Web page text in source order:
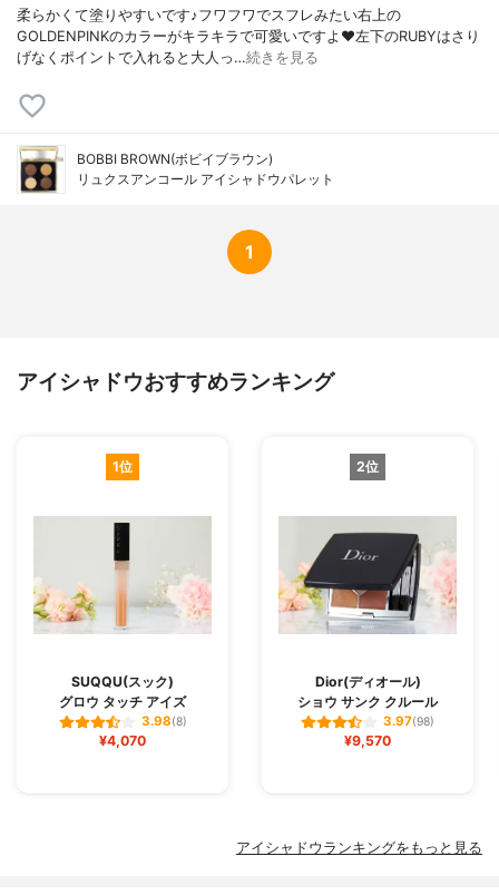
柔らかくて塗りやすいです♪フワフワでスフレみたい右上の
GOLDENPINKのカラーがキラキラで可愛いですよ❤️左下のRUBYはさり
げなくポイントで入れると大人っ…続きを見る
BOBBI BROWN(ボビイブラウン)
リュクスアンコール アイシャドウパレット
1
アイシャドウおすすめランキング
1位
SUQQU(スック)
グロウ タッチ アイズ
3.98(8)
¥4,070
2位
Dior(ディオール)
ショウ サンク クルール
3.97(98)
¥9,570
アイシャドウランキングをもっと見る